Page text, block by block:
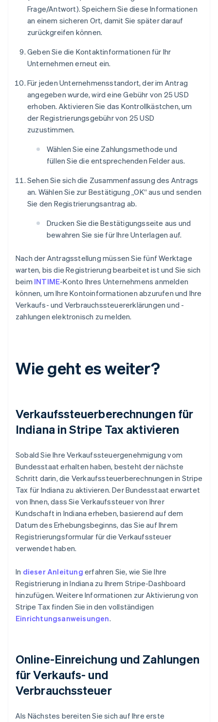
Frage/Antwort). Speichern Sie diese Informationen
an einem sicheren Ort, damit Sie später darauf
zurückgreifen können.
Geben Sie die Kontaktinformationen für Ihr
Unternehmen erneut ein.
Für jeden Unternehmensstandort, der im Antrag
angegeben wurde, wird eine Gebühr von 25 USD
erhoben. Aktivieren Sie das Kontrollkästchen, um
der Registrierungsgebühr von 25 USD
zuzustimmen.
Wählen Sie eine Zahlungsmethode und
füllen Sie die entsprechenden Felder aus.
Sehen Sie sich die Zusammenfassung des Antrags
an. Wählen Sie zur Bestätigung „OK“ aus und senden
Sie den Registrierungsantrag ab.
Drucken Sie die Bestätigungsseite aus und
bewahren Sie sie für Ihre Unterlagen auf.
Nach der Antragsstellung müssen Sie fünf Werktage
warten, bis die Registrierung bearbeitet ist und Sie sich
beim INTIME-Konto Ihres Unternehmens anmelden
können, um Ihre Kontoinformationen abzurufen und Ihre
Verkaufs- und Verbrauchssteuererklärungen und -
zahlungen elektronisch zu melden.
Wie geht es weiter?
Verkaufssteuerberechnungen für
Indiana in Stripe Tax aktivieren
Sobald Sie Ihre Verkaufssteuergenehmigung vom
Bundesstaat erhalten haben, besteht der nächste
Schritt darin, die Verkaufssteuerberechnungen in Stripe
Tax für Indiana zu aktivieren. Der Bundesstaat erwartet
von Ihnen, dass Sie Verkaufssteuer von Ihrer
Kundschaft in Indiana erheben, basierend auf dem
Datum des Erhebungsbeginns, das Sie auf Ihrem
Registrierungsformular für die Verkaufssteuer
verwendet haben.
In dieser Anleitung erfahren Sie, wie Sie Ihre
Registrierung in Indiana zu Ihrem Stripe-Dashboard
hinzufügen. Weitere Informationen zur Aktivierung von
Stripe Tax finden Sie in den vollständigen
Einrichtungsanweisungen.
Online-Einreichung und Zahlungen
für Verkaufs- und
Verbrauchssteuer
Als Nächstes bereiten Sie sich auf Ihre erste